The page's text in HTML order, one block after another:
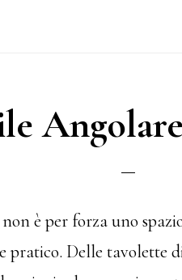
è per forza uno
pratico. Delle tavolette